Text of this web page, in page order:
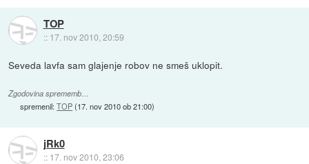
TOP
:: 17. nov 2010, 20:59
Seveda lavfa sam glajenje robov ne smeš uklopit.
Zgodovina sprememb…
spremenil:TOP(17. nov 2010 ob 21:00)
jRk0
:: 17. nov 2010, 23:06